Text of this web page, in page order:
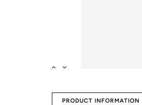
PRODUCT INFORMATION